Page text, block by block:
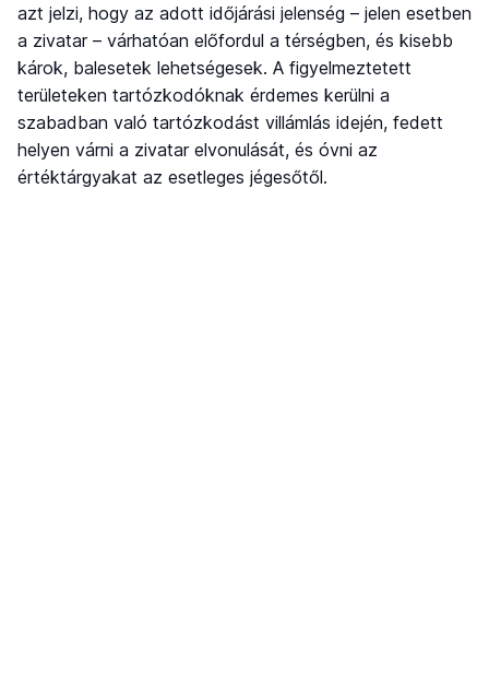
azt jelzi, hogy az adott időjárási jelenség – jelen esetben
a zivatar – várhatóan előfordul a térségben, és kisebb
károk, balesetek lehetségesek. A figyelmeztetett
területeken tartózkodóknak érdemes kerülni a
szabadban való tartózkodást villámlás idején, fedett
helyen várni a zivatar elvonulását, és óvni az
értéktárgyakat az esetleges jégesőtől.